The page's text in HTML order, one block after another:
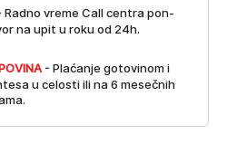
Radno vreme Call centra pon-
na upit u roku od 24h.
- Plaćanje gotovinom i
u celosti ili na 6 mesečnih